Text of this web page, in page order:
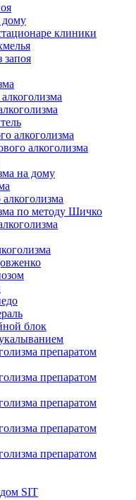
дому
клиники
алкоголизма
алкоголизма
на дому
по методу Шичко
блок
препаратом
препаратом
препаратом
препаратом
препаратом
SIT